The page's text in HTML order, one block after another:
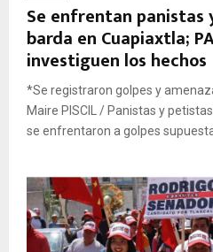
Se enfrentan panistas
barda en Cuapiaxtla;
investiguen los hechos
*Se registraron golpes y
Maire PISCIL / Panistas y
se enfrentaron a golpes